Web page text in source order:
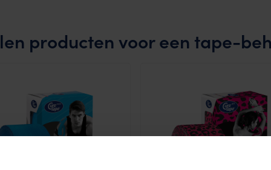
producten voor een tape-